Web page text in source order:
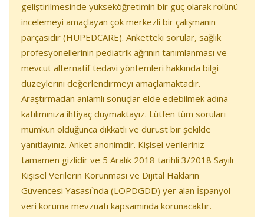
geliştirilmesinde yükseköğretimin bir güç olarak rolünü
incelemeyi amaçlayan çok merkezli bir çalışmanın
parçasıdır (HUPEDCARE). Anketteki sorular, sağlık
profesyonellerinin pediatrik ağrının tanımlanması ve
mevcut alternatif tedavi yöntemleri hakkında bilgi
düzeylerini değerlendirmeyi amaçlamaktadır.
Araştırmadan anlamlı sonuçlar elde edebilmek adına
katılımınıza ihtiyaç duymaktayız. Lütfen tüm soruları
mümkün olduğunca dikkatli ve dürüst bir şekilde
yanıtlayınız. Anket anonimdir. Kişisel verileriniz
tamamen gizlidir ve 5 Aralık 2018 tarihli 3/2018 Sayılı
Kişisel Verilerin Korunması ve Dijital Hakların
Güvencesi Yasası`nda (LOPDGDD) yer alan İspanyol
veri koruma mevzuatı kapsamında korunacaktır.